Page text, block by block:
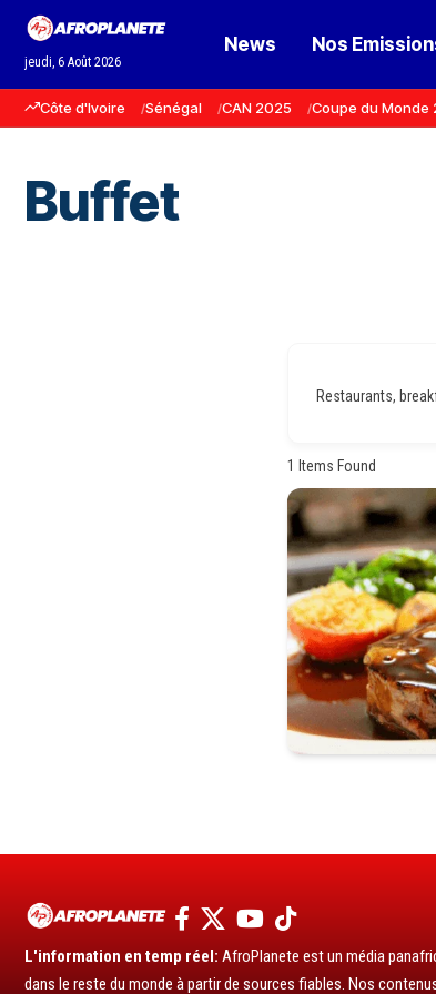
jeudi, 6 Août 2026
News Nos
Côte d'Ivoire Sénégal CAN 2025 Coupe du Monde
Buffet
Restaurants,
1 Items Found
L'information en temp réel: AfroPlanete est un média
dans le reste du monde à partir de sources fiables. Nos